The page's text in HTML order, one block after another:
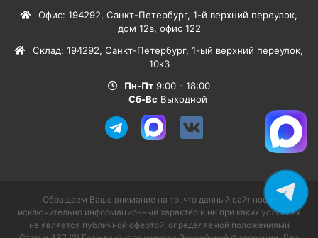
Офис: 194292, Санкт-Петербург, 1-й верхний переулок,
дом 12в, офис 122
Склад: 194292, Санкт-Петербург, 1-ый верхний переулок,
10к3
Пн-Пт 9:00 - 18:00
Сб-Вс Выходной
Обращаем Ваше внимание на то, что данный сайт носит
исключительно информационный характер и ни при каких условиях
не является публичной офертой, определяемой положениями